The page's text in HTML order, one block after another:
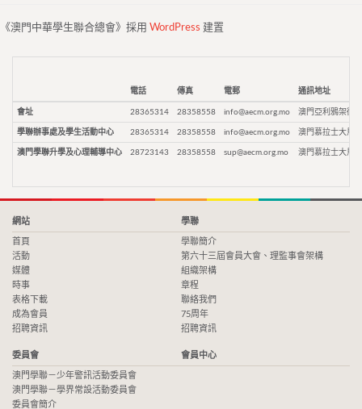
《澳門中華學生聯合總會》採用 WordPress 建置
電話 傳真 電郵 通訊地址
會址 28365314 28358558 info@aecm.org.mo 澳門亞利鴉架街9
學聯辦事處及學生活動中心 28365314 28358558 info@aecm.org.mo 澳門慕拉士大馬
澳門學聯升學及心理輔導中心 28723143 28358558 sup@aecm.org.mo 澳門慕拉士大馬
網站
首頁
活動
媒體
時事
表格下載
成為會員
招聘資訊
學聯
學聯簡介
第六十三屆會員大會、理監事會架構
組織架構
章程
聯絡我們
75周年
招聘資訊
委員會
澳門學聯－少年警訊活動委員會
澳門學聯－學界常設活動委員會
委員會簡介
會員中心